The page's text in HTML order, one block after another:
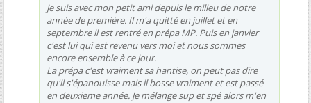
Je suis avec mon petit ami depuis le milieu de notre
année de première. Il m'a quitté en juillet et en
septembre il est rentré en prépa MP. Puis en janvier
c'est lui qui est revenu vers moi et nous sommes
encore ensemble à ce jour.
La prépa c'est vraiment sa hantise, on peut pas dire
qu'il s'épanouisse mais il bosse vraiment et est passé
en deuxieme année. Je mélange sup et spé alors m'en